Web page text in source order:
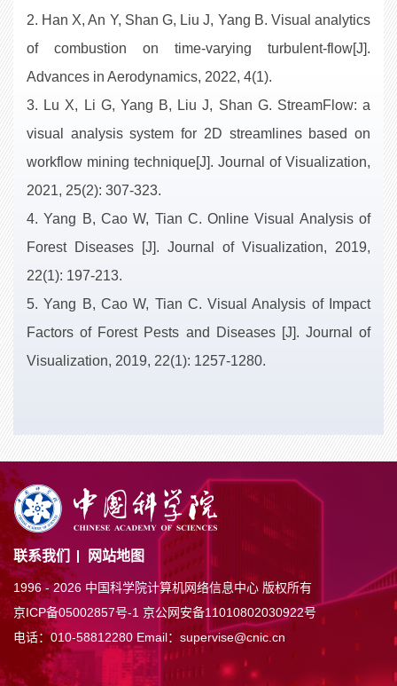
2. Han X, An Y, Shan G, Liu J, Yang B. Visual analytics
of combustion on time-varying turbulent-flow[J].
Advances in Aerodynamics, 2022, 4(1).
3. Lu X, Li G, Yang B, Liu J, Shan G. StreamFlow: a
visual analysis system for 2D streamlines based on
workflow mining technique[J]. Journal of Visualization,
2021, 25(2): 307-323.
4. Yang B, Cao W, Tian C. Online Visual Analysis of
Forest Diseases [J]. Journal of Visualization, 2019,
22(1): 197-213.
5. Yang B, Cao W, Tian C. Visual Analysis of Impact
Factors of Forest Pests and Diseases [J]. Journal of
Visualization, 2019, 22(1): 1257-1280.
联系我们 网站地图
1996 -2026 中国科学院计算机网络信息中心 版权所有
京ICP备05002857号-1 京公网安备11010802030922号
电话：010-58812280 Email：supervise@cnic.cn